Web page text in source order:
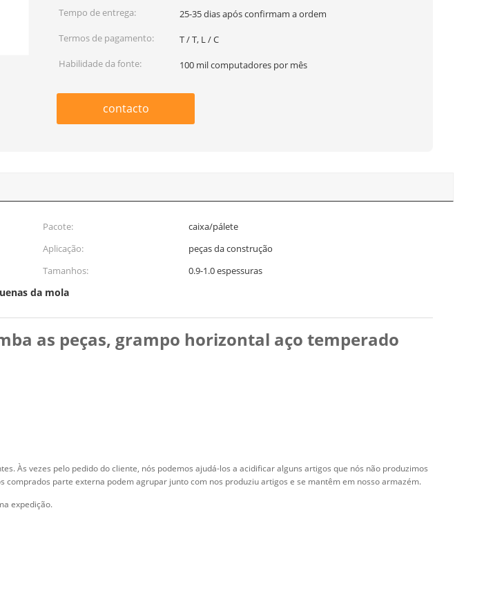
Tempo de entrega:
25-35 dias após confirmam a ordem
Termos de pagamento:
T / T, L / C
Habilidade da fonte:
100 mil computadores por mês
contacto
Pacote:
caixa/pálete
Aplicação:
peças da construção
Tamanhos:
0.9-1.0 espessuras
da mola
as peças, grampo horizontal aço temperado
Às vezes pelo pedido do cliente, nós podemos ajudá-los a acidificar alguns artigos que nós não produzimos
parte externa podem agrupar junto com nos produziu artigos e se mantêm em nosso armazém.
expedição.